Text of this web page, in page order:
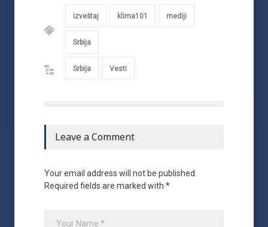
izveštaj klima101 mediji
Srbija
Srbija Vesti
Leave a Comment
Your email address will not be published.
Required fields are marked with *